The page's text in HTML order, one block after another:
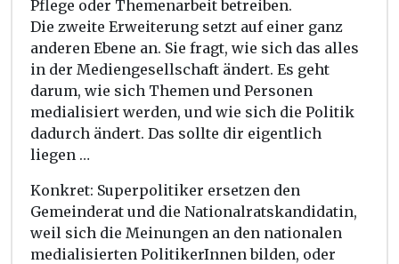
Pflege oder Themenarbeit betreiben.
Die zweite Erweiterung setzt auf einer ganz
anderen Ebene an. Sie fragt, wie sich das alles
in der Mediengesellschaft ändert. Es geht
darum, wie sich Themen und Personen
medialisiert werden, und wie sich die Politik
dadurch ändert. Das sollte dir eigentlich
liegen …
Konkret: Superpolitiker ersetzen den
Gemeinderat und die Nationalratskandidatin,
weil sich die Meinungen an den nationalen
medialisierten PolitikerInnen bilden, oder